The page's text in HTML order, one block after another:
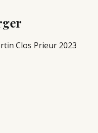
Clos Prieur 2023